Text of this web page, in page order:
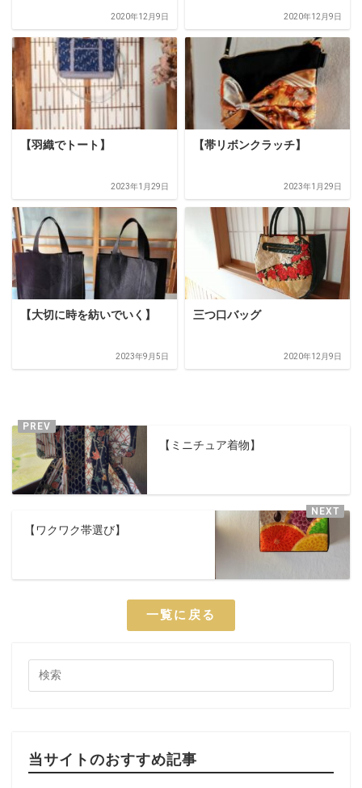
2020年12月9日 2020年12月9日
【羽織でトート】
2023年1月29日
【帯リボンクラッチ】
2023年1月29日
【大切に時を紡いでいく】
2023年9月5日
三つ口バッグ
2020年12月9日
【ミニチュア着物】
【ワクワク帯選び】
一覧に戻る
当サイトのおすすめ記事